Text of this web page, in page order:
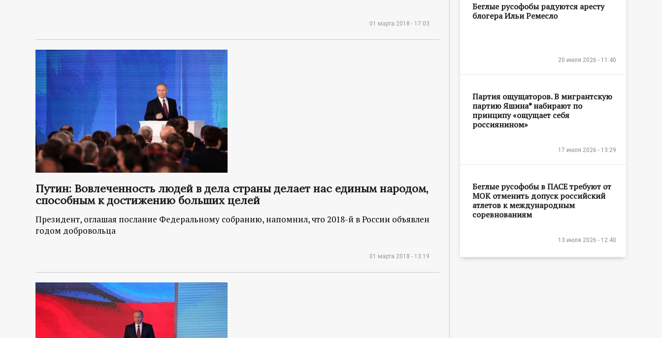
01 марта 2018 - 17:03
Путин: Вовлеченность людей в дела страны делает нас единым народом,
способным к достижению больших целей
Президент, оглашая послание Федеральному собранию, напомнил, что 2018-й в России объявлен
годом добровольца
01 марта 2018 - 13:19
Беглые русофобы радуются аресту
блогера Ильи Ремесло
20 июля 2026 - 11:40
Партия ощущаторов. В мигрантскую
партию Яшина* набирают по
принципу «ощущает себя
россиянином»
17 июля 2026 - 13:29
Беглые русофобы в ПАСЕ требуют от
МОК отменить допуск российский
атлетов к международным
соревнованиям
13 июля 2026 - 12:40